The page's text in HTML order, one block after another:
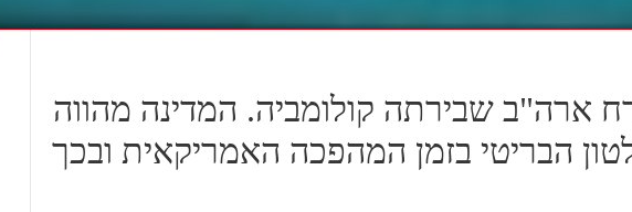
ארה"ב שבירתה קולומביה. המדינה מהווה
בשלטון הבריטי בזמן המהפכה האמריקאית ובכך